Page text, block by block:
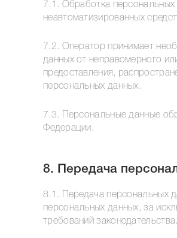
7.1. Обработка персональных
неавтоматизированных
7.2. Оператор принимает
данных от неправомерного
предоставления,
персональных данных.
7.3. Персональные данные
Федерации.
8. Передача
8.1. Передача персональных
персональных данных, за
требований законодательства.